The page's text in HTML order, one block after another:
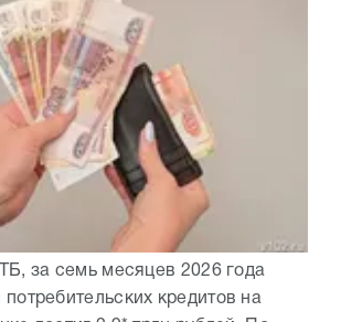
за семь месяцев 2026 года
кредитов на